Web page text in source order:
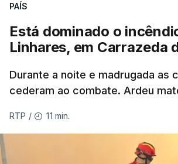
ERRO100
ERROR ON HTML5 MEDIA
ESTE CONTEÚDO ESTÁ
MOMENTO INDISPONÍVEL
PAÍS
Está dominado o
Linhares, em Carrazeda
Durante a noite e madrugada as
cederam ao combate. Ardeu
RTP / 11 min.